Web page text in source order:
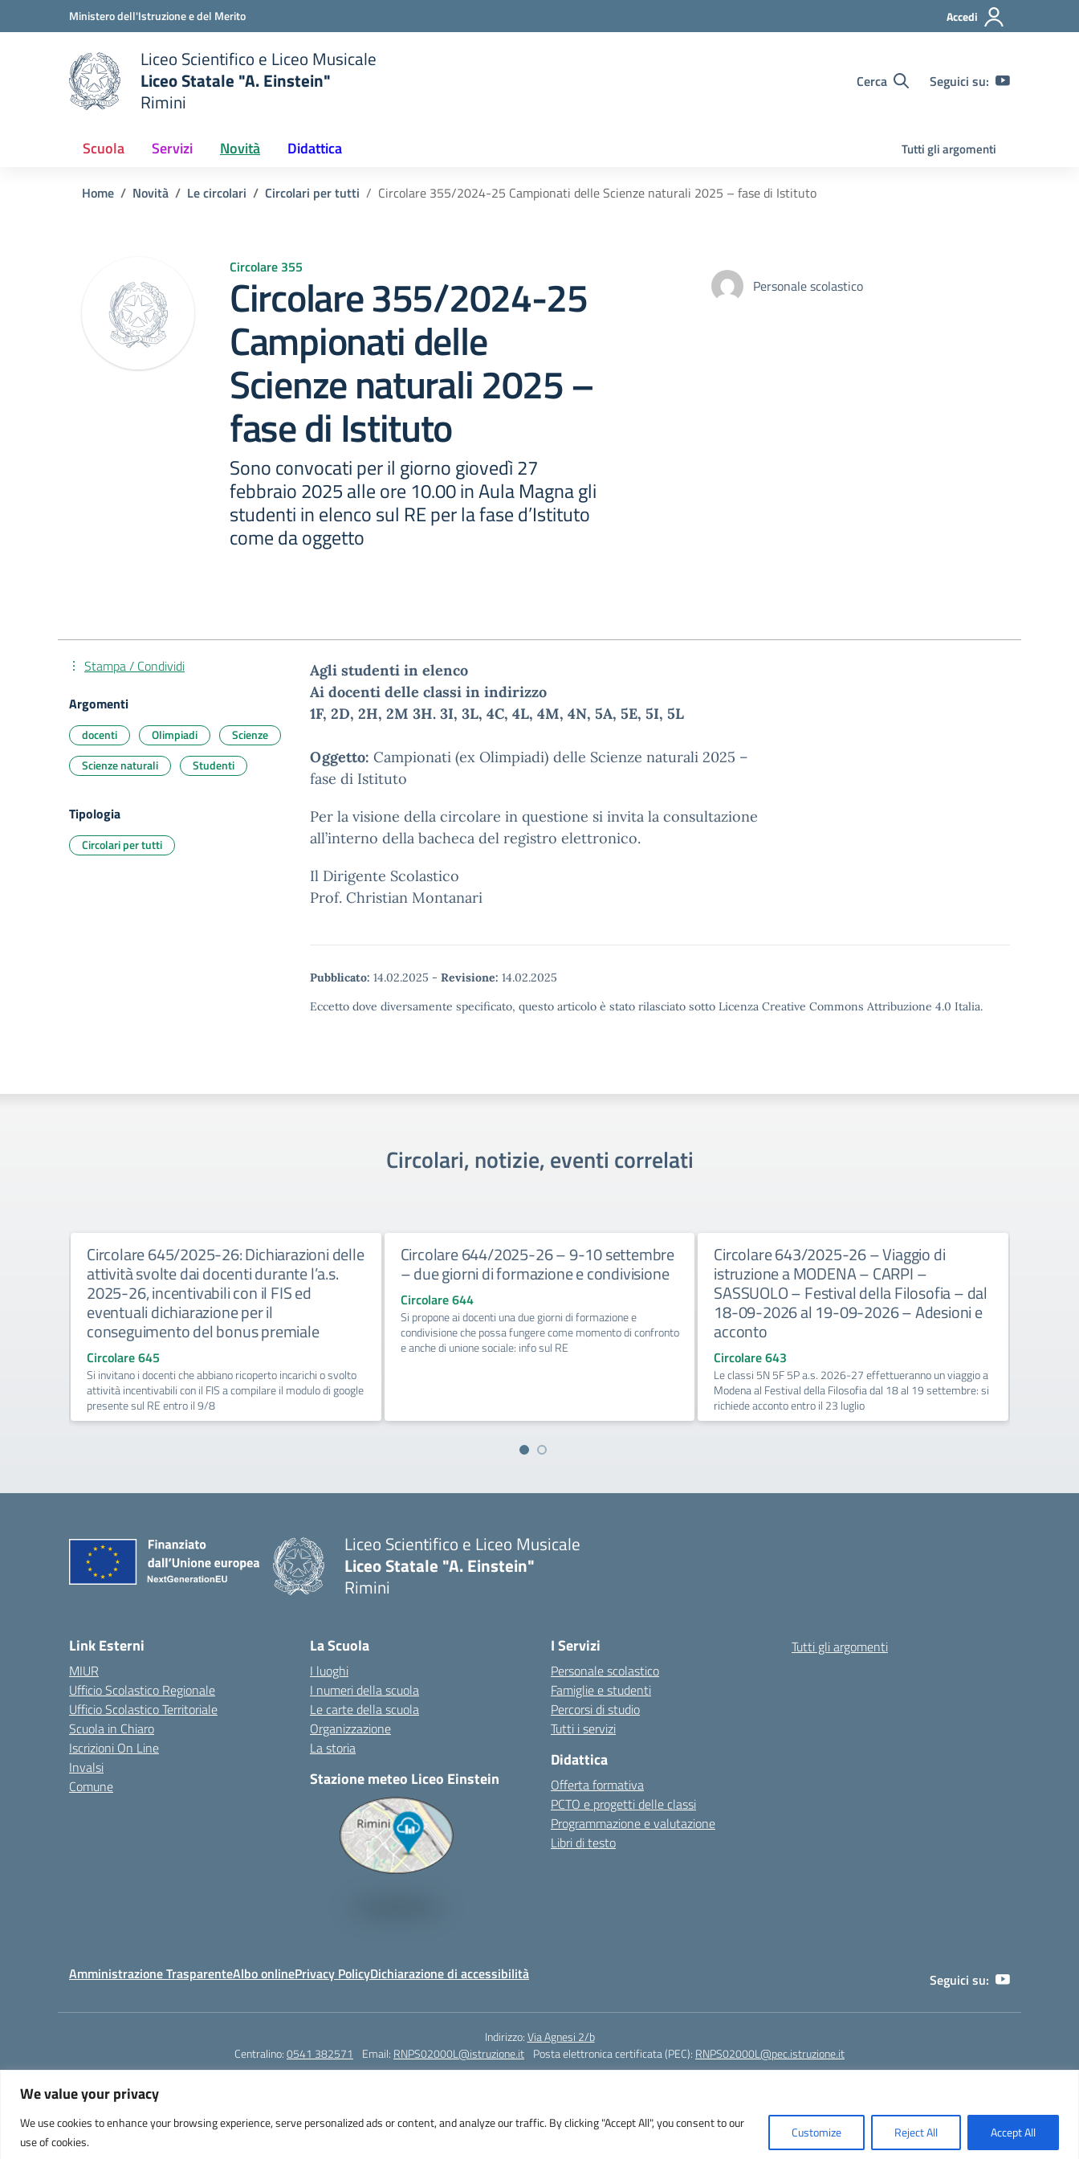
We value your privacy
We use cookies to enhance your browsing experience, serve personalized ads or content, and analyze our traffic. By clicking "Accept All", you consent to our
use of cookies.
Customize Reject All Accept All
Vai ai contenuti
Vai al menu di navigazioneMinistero dell'Istruzione e del Merito Accedi
scuola
Liceo Scientifico e Liceo Musicale
Liceo Statale "A. Einstein"
Rimini
Cerca Seguici su:
Scuola Servizi Novità Didattica Tutti gli argomenti
Home Novità Le circolari Circolari per tutti Circolare 355/2024-25 Campionati delle Scienze naturali 2025 – fase di Istituto
Circolare 355
Circolare 355/2024-25
Campionati delle
Scienze naturali 2025 –
fase di Istituto
Sono convocati per il giorno giovedì 27
febbraio 2025 alle ore 10.00 in Aula Magna gli
studenti in elenco sul RE per la fase d’Istituto
come da oggetto
Personale scolastico
Agli studenti in elenco
Ai docenti delle classi in indirizzo
1F, 2D, 2H, 2M 3H. 3I, 3L, 4C, 4L, 4M, 4N, 5A, 5E, 5I, 5L
Oggetto: Campionati (ex Olimpiadi) delle Scienze naturali 2025 –
fase di Istituto
Per la visione della circolare in questione si invita la consultazione
all’interno della bacheca del registro elettronico.
Il Dirigente Scolastico
Prof. Christian Montanari
Pubblicato: 14.02.2025 - Revisione: 14.02.2025
Eccetto dove diversamente specificato, questo articolo è stato rilasciato sotto Licenza Creative Commons Attribuzione 4.0 Italia.
Stampa / Condividi
Argomenti
docenti Olimpiadi
Scienze
Scienze naturali
Studenti
Tipologia
Circolari per tutti
Circolari, notizie, eventi correlati
Circolare 645/2025-26: Dichiarazioni delle
attività svolte dai docenti durante l’a.s.
2025-26, incentivabili con il FIS ed
eventuali dichiarazione per il
conseguimento del bonus premiale
Circolare 645
Si invitano i docenti che abbiano ricoperto incarichi o svolto
attività incentivabili con il FIS a compilare il modulo di google
presente sul RE entro il 9/8
Circolare 644/2025-26 – 9-10 settembre
– due giorni di formazione e condivisione
Circolare 644
Si propone ai docenti una due giorni di formazione e
condivisione che possa fungere come momento di confronto
e anche di unione sociale: info sul RE
Circolare 643/2025-26 – Viaggio di
istruzione a MODENA – CARPI –
SASSUOLO – Festival della Filosofia – dal
18-09-2026 al 19-09-2026 – Adesioni e
acconto
Circolare 643
Le classi 5N 5F 5P a.s. 2026-27 effettueranno un viaggio a
Modena al Festival della Filosofia dal 18 al 19 settembre: si
richiede acconto entro il 23 luglio
Liceo Scientifico e Liceo Musicale
Liceo Statale "A. Einstein"
Rimini
Link Esterni
MIUR
Ufficio Scolastico Regionale
Ufficio Scolastico Territoriale
Scuola in Chiaro
Iscrizioni On Line
Invalsi
Comune
La Scuola
I luoghi
I numeri della scuola
Le carte della scuola
Organizzazione
La storia
Stazione meteo Liceo Einstein
I Servizi
Personale scolastico
Famiglie e studenti
Percorsi di studio
Tutti i servizi
Didattica
Offerta formativa
PCTO e progetti delle classi
Programmazione e valutazione
Libri di testo
Tutti gli argomenti
Amministrazione TrasparenteAlbo onlinePrivacy PolicyDichiarazione di accessibilità Seguici su:
Indirizzo:Via Agnesi 2/b
Centralino:0541 382571 Email: RNPS02000L@istruzione.it Posta elettronica certificata (PEC): RNPS02000L@pec.istruzione.it
Liceo Scientifico e Musicale "A. Einstein" - Via Agnesi 2/b - 47923 Rimini - Tel. +39 0541 382571 – Fax +39 0541 381636 E-mail: RNPS02000L@istruzione.it - segreteria@liceoeinstein.it -